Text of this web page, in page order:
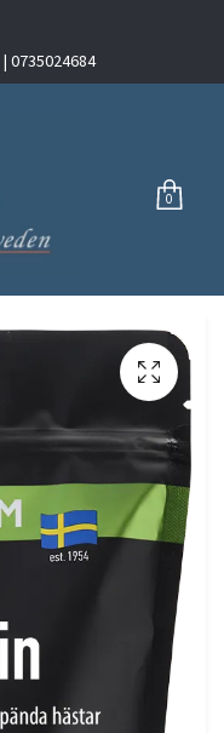
| 0735024684
0